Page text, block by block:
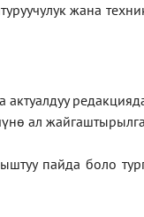
жана
актуалдуу
ал
пайда боло